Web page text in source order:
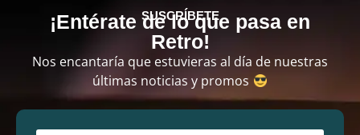
SUSCRÍBETE
¡Entérate de lo que pasa en
Retro!
Nos encantaría que estuvieras al día de nuestras
últimas noticias y promos